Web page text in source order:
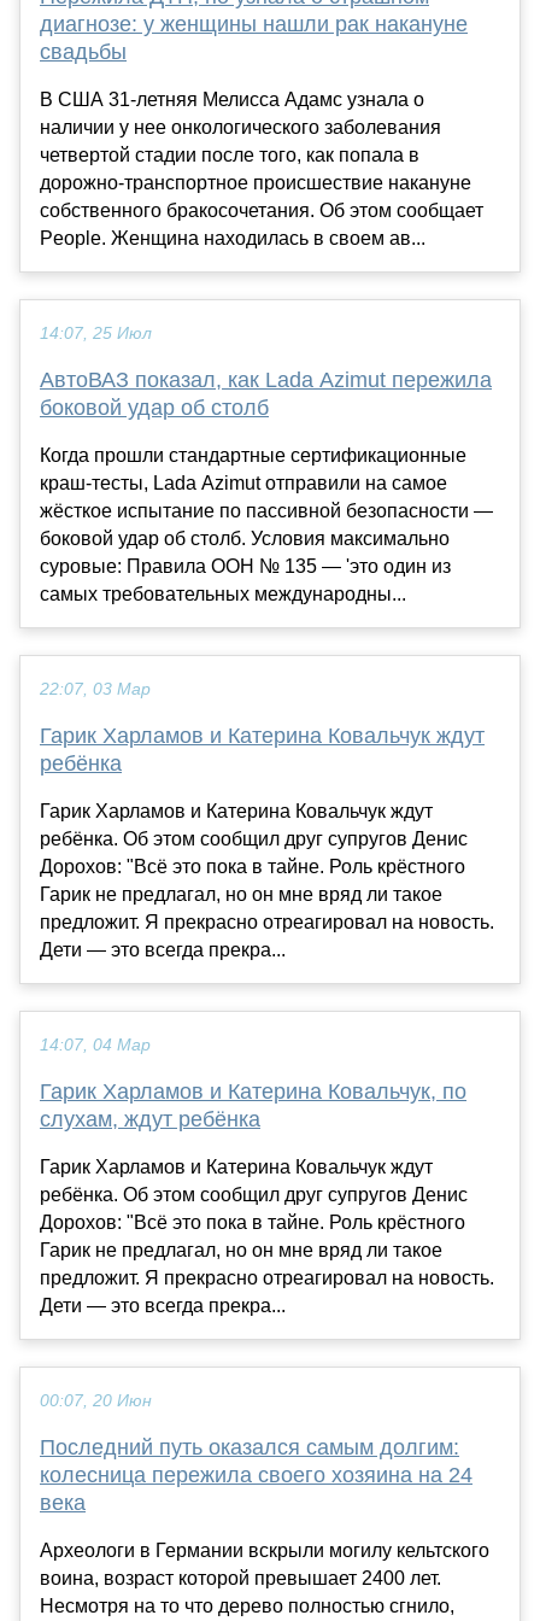
диагнозе: у женщины нашли рак накануне
свадьбы
В США 31-летняя Мелисса Адамс узнала о
наличии у нее онкологического заболевания
четвертой стадии после того, как попала в
дорожно-транспортное происшествие накануне
собственного бракосочетания. Об этом сообщает
People. Женщина находилась в своем ав...
14:07, 25 Июл
АвтоВАЗ показал, как Lada Azimut пережила
боковой удар об столб
Когда прошли стандартные сертификационные
краш-тесты, Lada Azimut отправили на самое
жёсткое испытание по пассивной безопасности —
боковой удар об столб. Условия максимально
суровые: Правила ООН № 135 — 'это один из
самых требовательных международны...
22:07, 03 Мар
Гарик Харламов и Катерина Ковальчук ждут
ребёнка
Гарик Харламов и Катерина Ковальчук ждут
ребёнка. Об этом сообщил друг супругов Денис
Дорохов: "Всё это пока в тайне. Роль крёстного
Гарик не предлагал, но он мне вряд ли такое
предложит. Я прекрасно отреагировал на новость.
Дети — это всегда прекра...
14:07, 04 Мар
Гарик Харламов и Катерина Ковальчук, по
слухам, ждут ребёнка
Гарик Харламов и Катерина Ковальчук ждут
ребёнка. Об этом сообщил друг супругов Денис
Дорохов: "Всё это пока в тайне. Роль крёстного
Гарик не предлагал, но он мне вряд ли такое
предложит. Я прекрасно отреагировал на новость.
Дети — это всегда прекра...
00:07, 20 Июн
Последний путь оказался самым долгим:
колесница пережила своего хозяина на 24
века
Археологи в Германии вскрыли могилу кельтского
воина, возраст которой превышает 2400 лет.
Несмотря на то что дерево полностью сгнило,